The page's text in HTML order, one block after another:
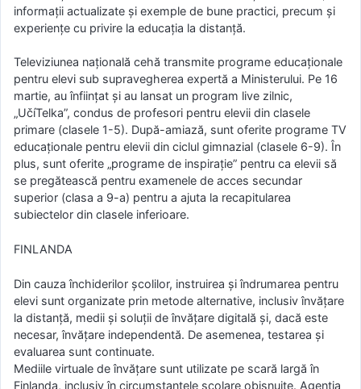
informații actualizate și exemple de bune practici, precum și
experiențe cu privire la educația la distanță.
Televiziunea națională cehă transmite programe educaționale
pentru elevi sub supravegherea expertă a Ministerului. Pe 16
martie, au înființat și au lansat un program live zilnic,
„UčíTelka”, condus de profesori pentru elevii din clasele
primare (clasele 1-5). După-amiază, sunt oferite programe TV
educaționale pentru elevii din ciclul gimnazial (clasele 6-9). În
plus, sunt oferite „programe de inspirație” pentru ca elevii să
se pregătească pentru examenele de acces secundar
superior (clasa a 9-a) pentru a ajuta la recapitularea
subiectelor din clasele inferioare.
FINLANDA
Din cauza închiderilor școlilor, instruirea și îndrumarea pentru
elevi sunt organizate prin metode alternative, inclusiv învățare
la distanță, medii și soluții de învățare digitală și, dacă este
necesar, învățare independentă. De asemenea, testarea și
evaluarea sunt continuate.
Mediile virtuale de învățare sunt utilizate pe scară largă în
Finlanda, inclusiv în circumstanțele școlare obișnuite. Agenția